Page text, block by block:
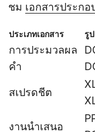
ชม เอกสารประกอ
ประเภทเอกสาร รู
การประมวลผล
คำ
สเปรดชีต
งานนำเสนอ